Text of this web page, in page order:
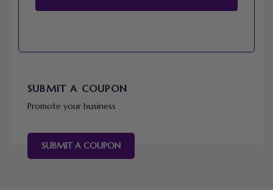
SUBMIT A COUPON
Promote your business
SUBMIT A COUPON